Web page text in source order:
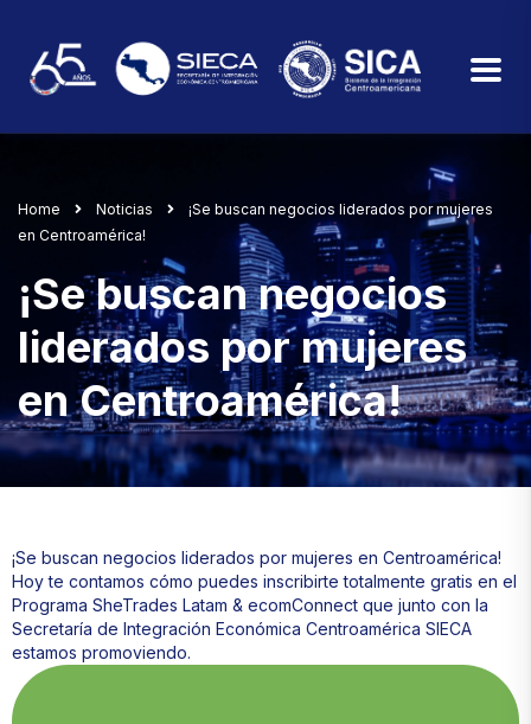
Home Noticias
¡Se buscan negocios liderados por mujeres
en Centroamérica!
¡Se buscan negocios
liderados por mujeres
en Centroamérica!
¡Se buscan negocios liderados por mujeres en Centroamérica!
Hoy te contamos cómo puedes inscribirte totalmente gratis en el
Programa SheTrades Latam & ecomConnect que junto con la
Secretaría de Integración Económica Centroamérica SIECA
estamos promoviendo.